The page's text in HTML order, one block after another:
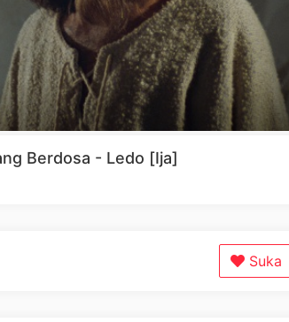
Berdosa - Ledo [Ija]
Suka